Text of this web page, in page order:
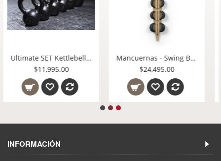
Mancuernas - Swing Tower Ash-Natural
$29,095.00
$29,995.00
INFORMACIÓN